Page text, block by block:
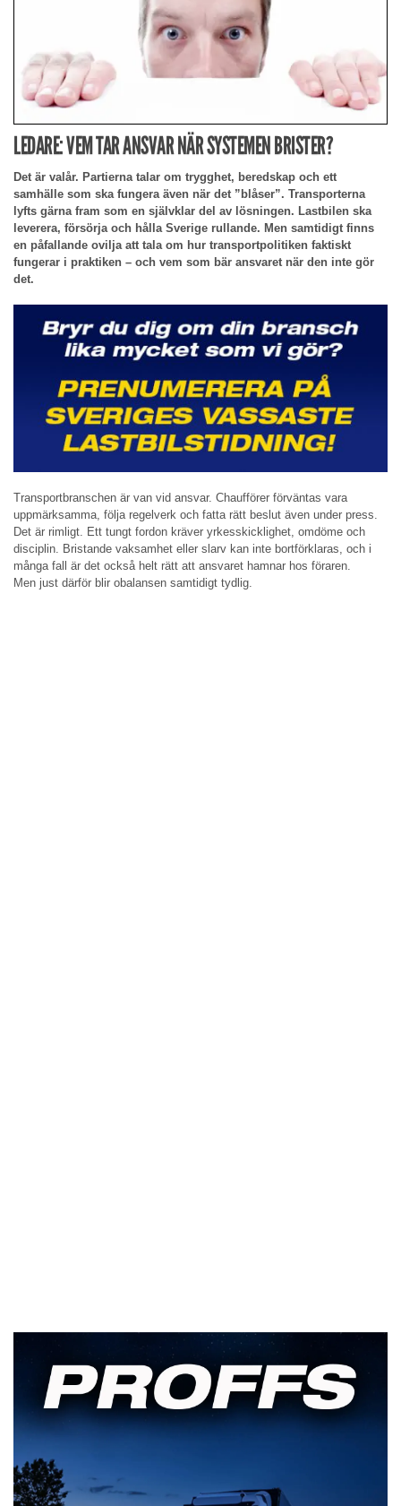
LEDARE: VEM TAR ANSVAR NÄR SYSTEMEN BRISTER?
Det är valår. Partierna talar om trygghet, beredskap och ett
samhälle som ska fungera även när det ”blåser”. Transporterna
lyfts gärna fram som en självklar del av lösningen. Lastbilen ska
leverera, försörja och hålla Sverige rullande. Men samtidigt finns
en påfallande ovilja att tala om hur transportpolitiken faktiskt
fungerar i praktiken – och vem som bär ansvaret när den inte gör
det.
Transportbranschen är van vid ansvar. Chaufförer förväntas vara
uppmärksamma, följa regelverk och fatta rätt beslut även under press.
Det är rimligt. Ett tungt fordon kräver yrkesskicklighet, omdöme och
disciplin. Bristande vaksamhet eller slarv kan inte bortförklaras, och i
många fall är det också helt rätt att ansvaret hamnar hos föraren.
Men just därför blir obalansen samtidigt tydlig.